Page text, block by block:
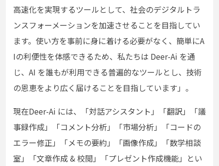
高速化を実現するツールとして、社会のデジタルトラ
ンスフォーメーションを加速させることを目指してい
ます。使い方を事前に身に着ける必要がなく、簡単にA
Iの利便性を体感できるため、 私たちは Deer-Ai を通
じ、AI を誰もが利用できる普遍的なツールとし、技術
の恩恵をより広く届けることを目指しています」。
現在Deer-Ai には、「対話アシスタント」「翻訳」「議
事録作成」「コメント分析」「市場分析」「コードの
エラー修正」「メモの要約」「画像作成」「数学相談
室」「文章作成 & 校閲」「プレゼント作成機能」とい